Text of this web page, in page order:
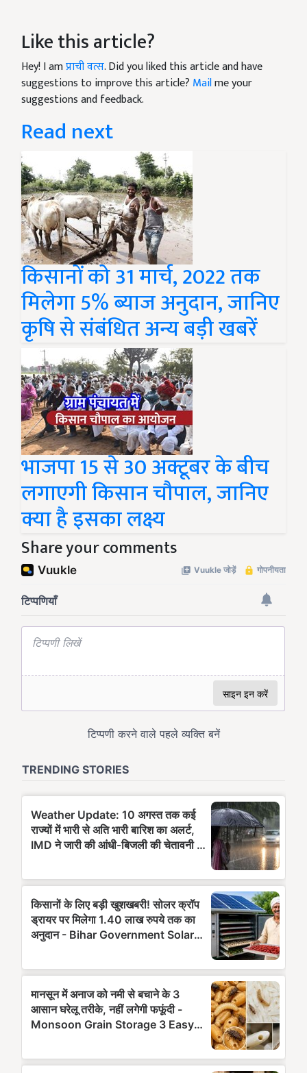
Like this article?
Hey! I amप्राची वत्स. Did you liked this article and have
suggestions to improve this article? Mailme your
suggestions and feedback.
Read next
किसानों को 31 मार्च, 2022 तक
मिलेगा 5% ब्याज अनुदान, जानिए
कृषि से संबंधित अन्य बड़ी खबरें
भाजपा 15 से 30 अक्टूबर के बीच
लगाएगी किसान चौपाल, जानिए
क्या है इसका लक्ष्य
Share your comments